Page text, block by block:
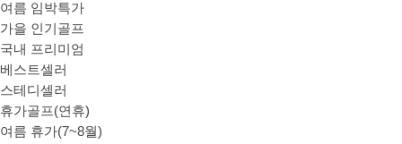
여름 임박특가
가을 인기골프
국내 프리미엄
베스트셀러
스테디셀러
휴가골프(연휴)
여름 휴가(7~8월)